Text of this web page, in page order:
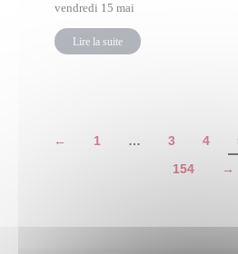
vendredi 15 mai
Lire la suite
← 1 … 3 4
154
→